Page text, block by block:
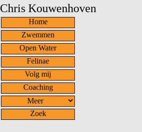
Chris Kouwenhoven
Home
Zwemmen
Open Water
Felinae
Volg mij
Coaching
Zoek